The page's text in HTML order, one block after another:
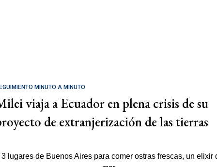
MINUTO A MINUTO
viaja a Ecuador en plena crisis de su
de extranjerización de las tierras